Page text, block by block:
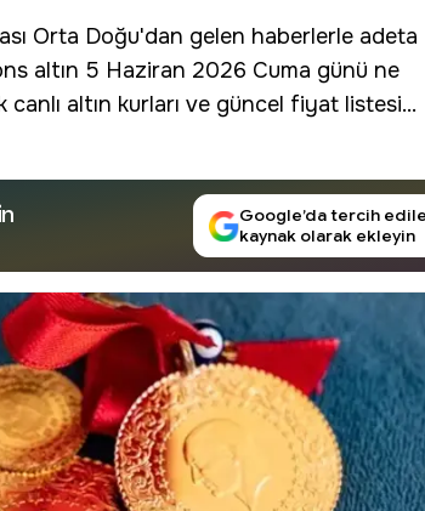
Orta Doğu'dan gelen haberlerle adeta
altın 5 Haziran 2026 Cuma günü ne
canlı altın kurları ve güncel fiyat listesi...
Google’da tercih
kaynak olarak ekleyin